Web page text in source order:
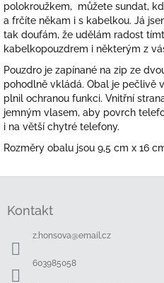
polokroužkem, můžete sundat,
a frčíte někam i s kabelkou. Já
tak doufám, že udělám radost
kabelkopouzdrem i některým z
Pouzdro je zapínané na zip ze
pohodlně vkládá. Obal je pečlivě
plnil ochranou funkci. Vnitřní
jemným vlasem, aby povrch
i na větší chytré telefony.
Rozměry obalu jsou 9,5 cm x 16
Kontakt
z.honsova@email.cz
603985058